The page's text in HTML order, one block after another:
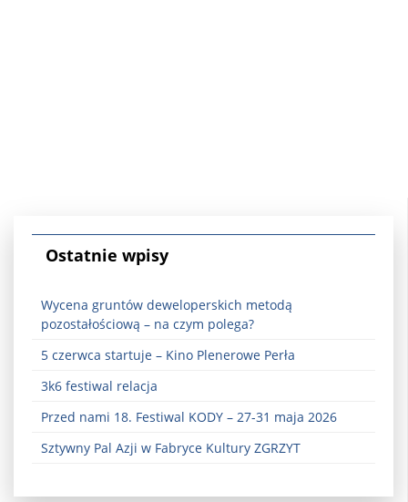
Ostatnie wpisy
Wycena gruntów deweloperskich metodą
pozostałościową – na czym polega?
5 czerwca startuje – Kino Plenerowe Perła
3k6 festiwal relacja
Przed nami 18. Festiwal KODY – 27-31 maja 2026
Sztywny Pal Azji w Fabryce Kultury ZGRZYT